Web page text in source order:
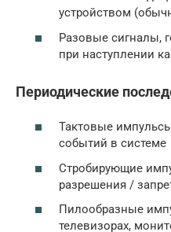
устройством
Разовые сигналы,
при наступлении
Периодические
Тактовые
событий в системе
Стробирующие
разрешения /
Пилообразные
телевизорах,